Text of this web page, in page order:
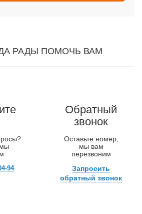
РАДЫ ПОМОЧЬ ВАМ
94
Обратный
звонок
Оставьте номер,
мы вам
перезвоним
Запросить
обратный звонок